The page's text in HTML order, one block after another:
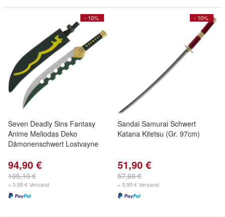
- 10%
Seven Deadly Sins Fantasy
Anime Meliodas Deko
Dämonenschwert Lostvayne
94,90 €
105,10 €
+ 5,95 € Versand
- 10%
Sandai Samurai Schwert
Katana Kitetsu (Gr. 97cm)
51,90 €
57,60 €
+ 5,95 € Versand